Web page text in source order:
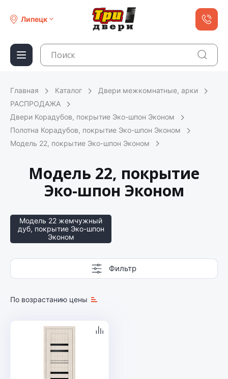
Липецк
Главная Каталог
Двери межкомнатные, арки
РАСПРОДАЖА
Двери Корадубов, покрытие Эко-шпон Эконом
Полотна Корадубов, покрытие Эко-шпон Эконом
Модель 22, покрытие Эко-шпон Эконом
Модель 22, покрытие
Эко-шпон Эконом
Модель 22 жемчужный
дуб, покрытие Эко-шпон
Эконом
Фильтр
По возрастанию цены